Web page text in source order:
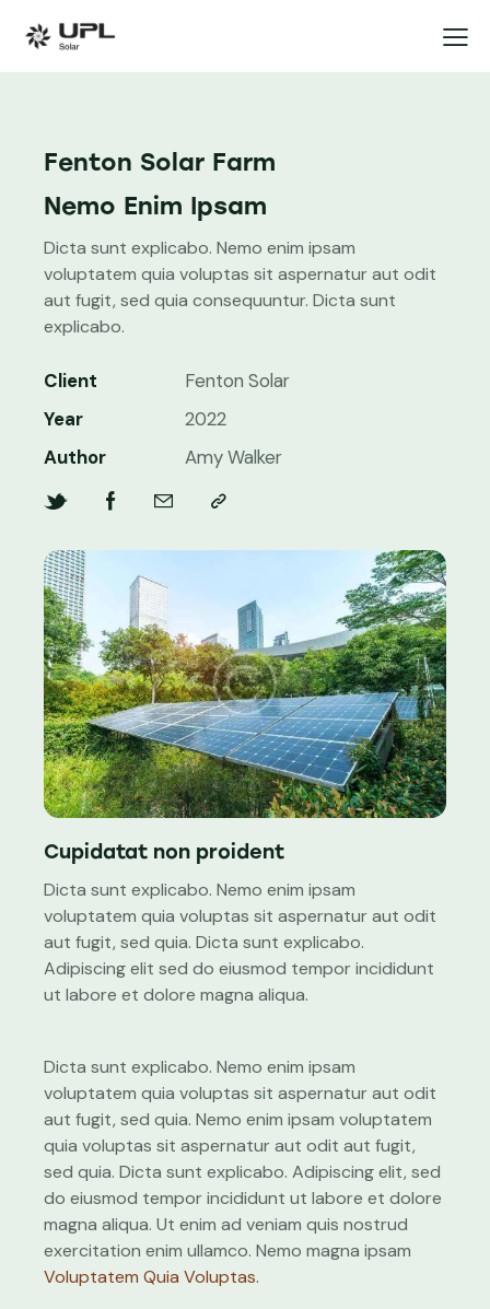
Fenton Solar Farm
Nemo Enim Ipsam
Dicta sunt explicabo. Nemo enim ipsam
voluptatem quia voluptas sit aspernatur aut odit
aut fugit, sed quia consequuntur. Dicta sunt
explicabo.
Client
Fenton Solar
Year
2022
Author
Amy Walker
Cupidatat non proident
Dicta sunt explicabo. Nemo enim ipsam
voluptatem quia voluptas sit aspernatur aut odit
aut fugit, sed quia. Dicta sunt explicabo.
Adipiscing elit sed do eiusmod tempor incididunt
ut labore et dolore magna aliqua.
Dicta sunt explicabo. Nemo enim ipsam
voluptatem quia voluptas sit aspernatur aut odit
aut fugit, sed quia. Nemo enim ipsam voluptatem
quia voluptas sit aspernatur aut odit aut fugit,
sed quia. Dicta sunt explicabo. Adipiscing elit, sed
do eiusmod tempor incididunt ut labore et dolore
magna aliqua. Ut enim ad veniam quis nostrud
exercitation enim ullamco. Nemo magna ipsam
Voluptatem Quia Voluptas.